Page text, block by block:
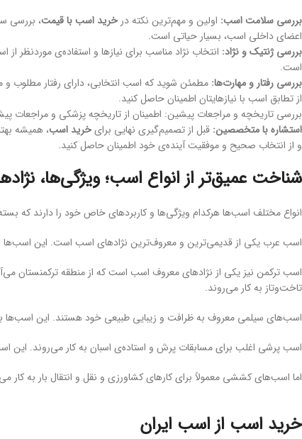
بررسی سلامت اسب: اولین و مهم‌ترین نکته در خرید اسب با قیمت، بررسی
اعضای داخلی اسب، بسیار حیاتی است.
بررسی ژنتیک و نژاد: انتخاب نژاد مناسب برای نیازها و استفاده‌ی موردنظر
است.
بررسی رفتار و مهارت‌ها: مطمئن شوید که اسب انتخابی، دارای رفتار مطلوب و
از تطابق اسب با نیازهایتان اطمینان حاصل کنید.
بررسی تاریخچه و مراجعات پیشین: اطمینان از تاریخچه پزشکی و مراجعات
استشاره با متخصصین: قبل از تصمیم‌گیری نهایی برایخرید اسب، همیشه
و از انتخاب صحیح و موفقیت آینده‌ی خود اطمینان حاصل کنید.
شناخت عمیق‌تر از انواع اسب؛ ویژگی‌ها،
انواع مختلف اسب‌ها هرکدام ویژگی‌ها و کاربردهای خاص خود را دارند که
اسب عرب یکی از قدیمی‌ترین و معروف‌ترین نژادهای اسب است. این اسب‌ها با
اسب ترکمن نیز یکی از نژادهای معروف اسب است که از منطقه ترکمنستان
تاخت‌و‌تاز به کار می‌روند.
اسب‌های سیلمی معروف به ظرافت و زیبایی طبیعی خود هستند. این اسب‌ها با
اسب پرشی اغلب برای مسابقات پرش و استاده‌ی اسبان به کار می‌روند. این
اما اسب‌های کششی معمولاً برای کارهای کشاورزی و نقل و انتقال بار به کار
خرید اسب از اسب ایران